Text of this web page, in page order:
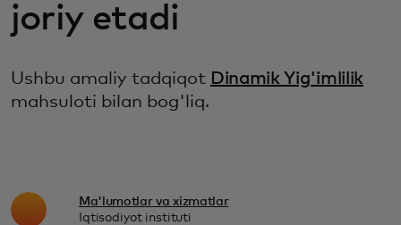
joriy etadi
Ushbu amaliy tadqiqot Dinamik Yig'imlilik
mahsuloti bilan bog'liq.
Ma'lumotlar va xizmatlar
Iqtisodiyot instituti